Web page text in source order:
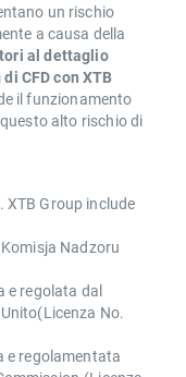
un rischio
a causa della
al dettaglio
CFD con XTB
il funzionamento
alto rischio di
XTB Group include
Nadzoru
e regolata dal
No.
e regolamentata